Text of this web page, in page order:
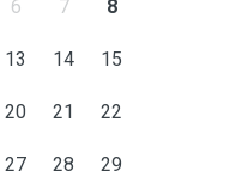
6 7 8
13 14 15
20 21 22
27 28 29